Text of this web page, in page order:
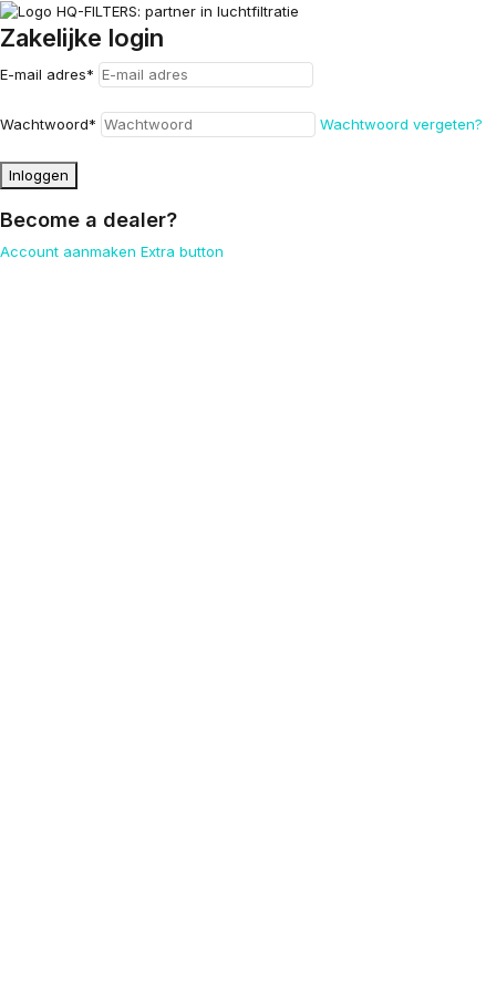
Zakelijke login
E-mail adres*
Wachtwoord* Wachtwoord vergeten?
Inloggen
Become a dealer?
Account aanmaken Extra button